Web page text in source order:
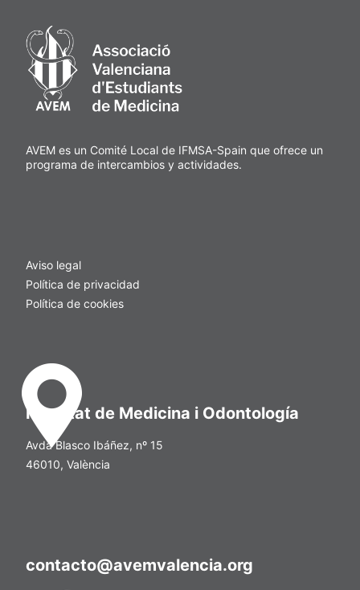
AVEM es un Comité Local de IFMSA-Spain que ofrece un
programa de intercambios y actividades.
Aviso legal
Política de privacidad
Política de cookies
Facultat de Medicina i Odontología
Avda Blasco Ibáñez, nº 15
46010, València
contacto@avemvalencia.org